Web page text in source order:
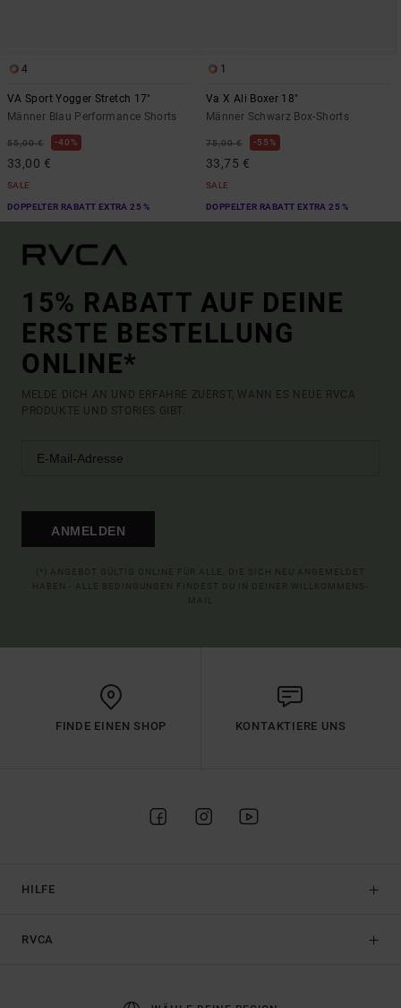
4
VA Sport Yogger Stretch 17"
Männer Blau Performance Shorts
55,00 € 40%
33,00 €
SALE
DOPPELTER RABATT EXTRA 25 %
1
Va X Ali Boxer 18"
Männer Schwarz Box-Shorts
75,00 € 55%
33,75 €
SALE
DOPPELTER RABATT EXTRA 25 %
15% RABATT AUF DEINE
ERSTE BESTELLUNG
ONLINE*
MELDE DICH AN UND ERFAHRE ZUERST, WANN ES NEUE RVCA
PRODUKTE UND STORIES GIBT.
ANMELDEN
FINDE EINEN SHOP KONTAKTIERE UNS
HILFE
RVCA